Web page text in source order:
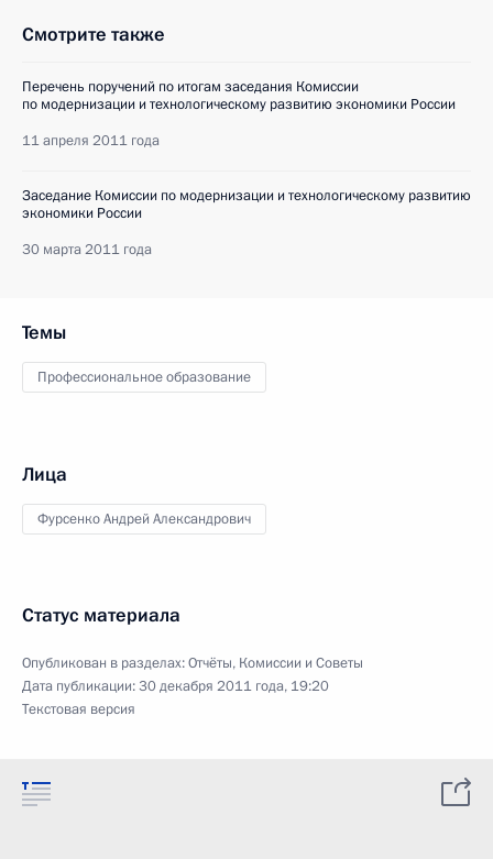
Смотрите также
Перечень поручений по итогам заседания Комиссии
по модернизации и технологическому развитию экономики России
11 апреля 2011 года
Заседание Комиссии по модернизации и технологическому развитию
экономики России
30 марта 2011 года
Темы
Профессиональное образование
Лица
Фурсенко Андрей Александрович
Статус материала
Опубликован в разделах:Отчёты, Комиссии и Советы
Дата публикации:30 декабря 2011 года, 19:20
Текстовая версия